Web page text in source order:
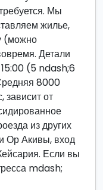
Мы
жилье,
(можно
Детали
(5 ndash;6
8000
от
из других
Ор Акивы, вход
Если вы
mdash;